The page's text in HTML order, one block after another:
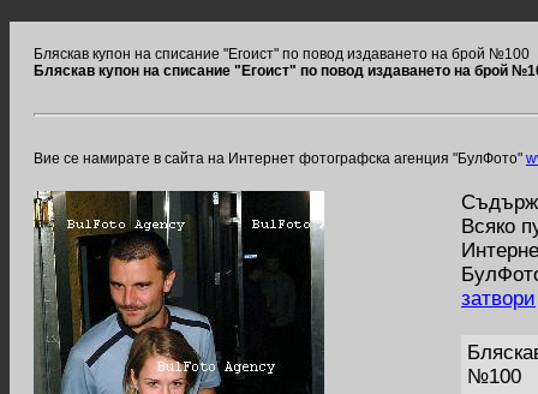
Бляскав купон на списание "Егоист" по повод издаването на брой №100
Бляскав купон на списание "Егоист" по повод издаването на брой
Вие се намирате в сайта на Интернет фотографска агенция "БулФото"
Всяко
затвори
№100